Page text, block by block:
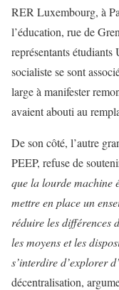
RER Luxembourg, à
l’éducation, rue de
représentants
socialiste se sont
large à manifester
avaient abouti au
De son côté, l’autre
PEEP, refuse de
que la lourde machine
mettre en place un
réduire les différences
les moyens et les
s’interdire d’explorer
décentralisation,